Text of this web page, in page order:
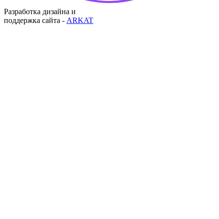
Разработка дизайна и
поддержка сайта - ARKAT